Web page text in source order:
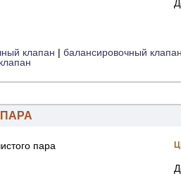
клапан | балансировочный
пара